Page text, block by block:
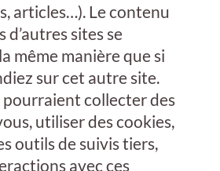
articles…). Le contenu
sites se
même manière que si
sur cet autre site.
pourraient collecter des
utiliser des cookies,
outils de suivis tiers,
avec ces